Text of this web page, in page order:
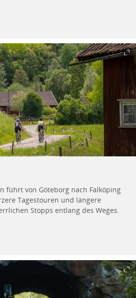
führt von Göteborg nach Falköping
Tagestouren und längere
Stopps entlang des Weges.